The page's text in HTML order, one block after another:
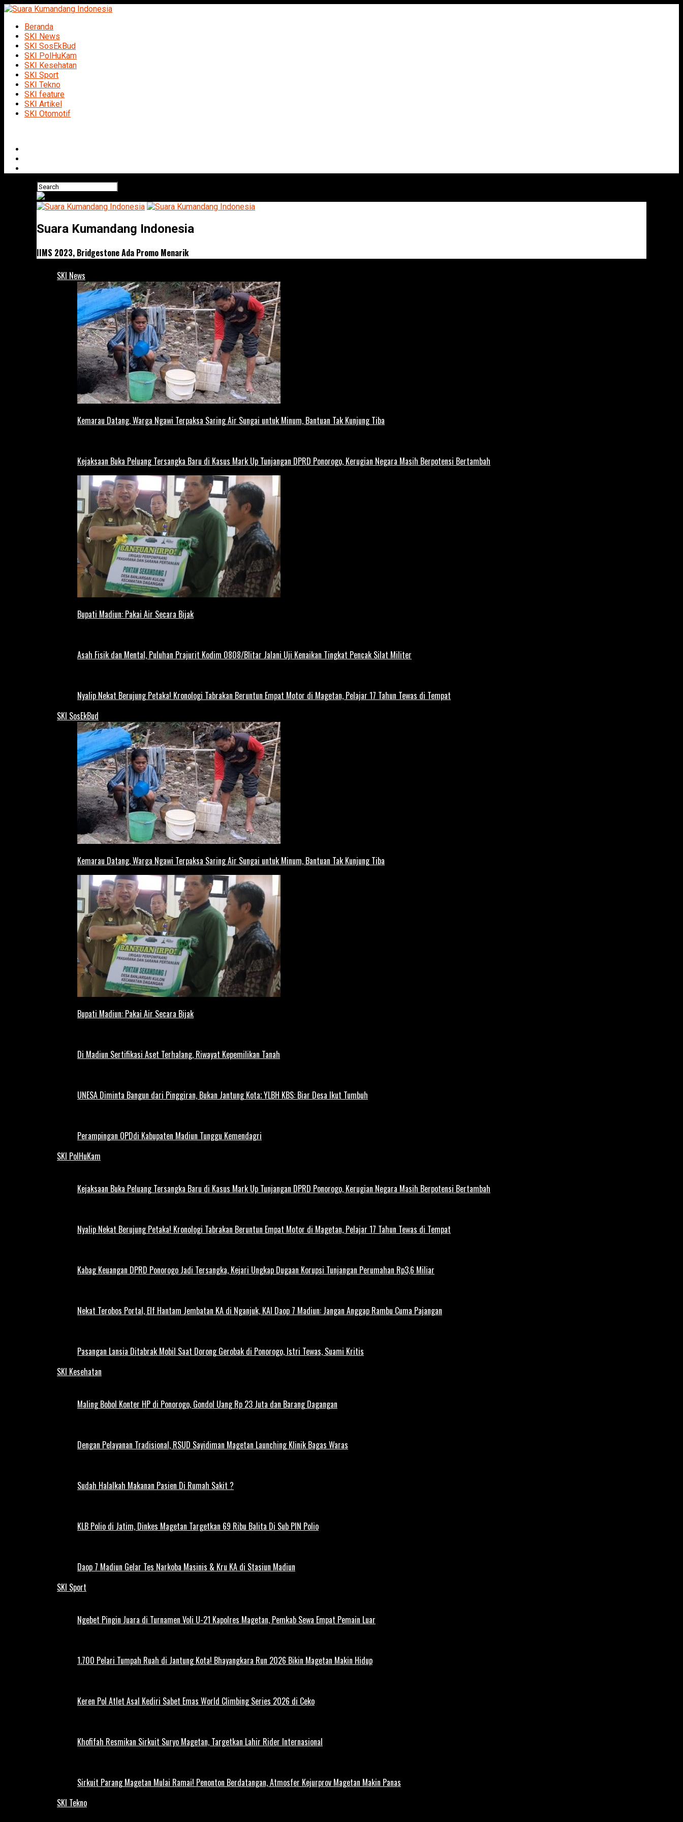
Beranda
SKI News
SKI SosEkBud
SKI PolHuKam
SKI Kesehatan
SKI Sport
SKI Tekno
SKI feature
SKI Artikel
SKI Otomotif
Suara Kumandang Indonesia
IIMS 2023, Bridgestone Ada Promo Menarik
SKI News
Kemarau Datang, Warga Ngawi Terpaksa Saring Air Sungai untuk Minum, Bantuan Tak Kunjung Tiba
Kejaksaan Buka Peluang Tersangka Baru di Kasus Mark Up Tunjangan DPRD Ponorogo, Kerugian Negara Masih Berpotensi Bertambah
Bupati Madiun: Pakai Air Secara Bijak
Asah Fisik dan Mental, Puluhan Prajurit Kodim 0808/Blitar Jalani Uji Kenaikan Tingkat Pencak Silat Militer
Nyalip Nekat Berujung Petaka! Kronologi Tabrakan Beruntun Empat Motor di Magetan, Pelajar 17 Tahun Tewas di Tempat
SKI SosEkBud
Kemarau Datang, Warga Ngawi Terpaksa Saring Air Sungai untuk Minum, Bantuan Tak Kunjung Tiba
Bupati Madiun: Pakai Air Secara Bijak
Di Madiun Sertifikasi Aset Terhalang, Riwayat Kepemilikan Tanah
UNESA Diminta Bangun dari Pinggiran, Bukan Jantung Kota; YLBH KBS: Biar Desa Ikut Tumbuh
Perampingan OPDdi Kabupaten Madiun Tunggu Kemendagri
SKI PolHuKam
Kejaksaan Buka Peluang Tersangka Baru di Kasus Mark Up Tunjangan DPRD Ponorogo, Kerugian Negara Masih Berpotensi Bertambah
Nyalip Nekat Berujung Petaka! Kronologi Tabrakan Beruntun Empat Motor di Magetan, Pelajar 17 Tahun Tewas di Tempat
Kabag Keuangan DPRD Ponorogo Jadi Tersangka, Kejari Ungkap Dugaan Korupsi Tunjangan Perumahan Rp3,6 Miliar
Nekat Terobos Portal, Elf Hantam Jembatan KA di Nganjuk, KAI Daop 7 Madiun: Jangan Anggap Rambu Cuma Pajangan
Pasangan Lansia Ditabrak Mobil Saat Dorong Gerobak di Ponorogo, Istri Tewas, Suami Kritis
SKI Kesehatan
Maling Bobol Konter HP di Ponorogo, Gondol Uang Rp 23 Juta dan Barang Dagangan
Dengan Pelayanan Tradisional, RSUD Sayidiman Magetan Launching Klinik Bagas Waras
Sudah Halalkah Makanan Pasien Di Rumah Sakit ?
KLB Polio di Jatim, Dinkes Magetan Targetkan 69 Ribu Balita Di Sub PIN Polio
Daop 7 Madiun Gelar Tes Narkoba Masinis & Kru KA di Stasiun Madiun
SKI Sport
Ngebet Pingin Juara di Turnamen Voli U-21 Kapolres Magetan, Pemkab Sewa Empat Pemain Luar
1.700 Pelari Tumpah Ruah di Jantung Kota! Bhayangkara Run 2026 Bikin Magetan Makin Hidup
Keren Pol Atlet Asal Kediri Sabet Emas World Climbing Series 2026 di Ceko
Khofifah Resmikan Sirkuit Suryo Magetan, Targetkan Lahir Rider Internasional
Sirkuit Parang Magetan Mulai Ramai! Penonton Berdatangan, Atmosfer Kejurprov Magetan Makin Panas
SKI Tekno